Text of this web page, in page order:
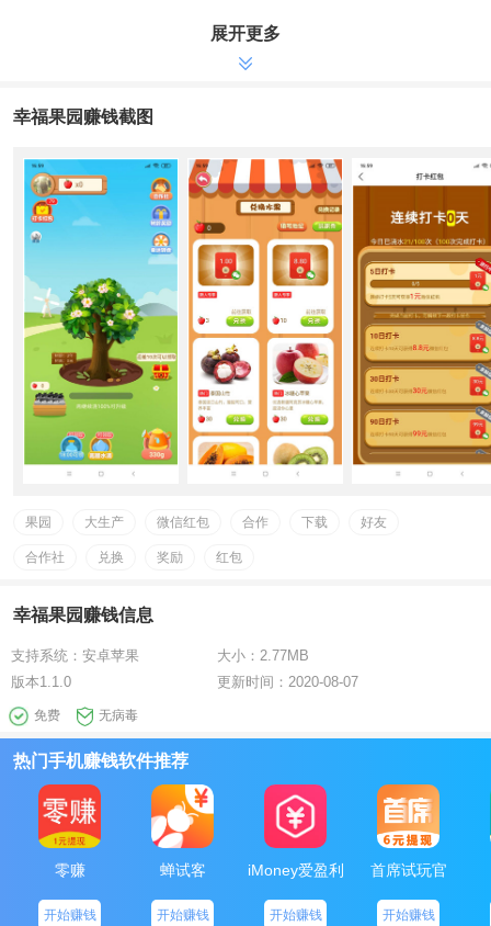
1、新用户下载申请注册幸福果园app并给桃树浇灌升級，得到
家
天可得到 一元微信红包，持续打卡签到10天、30天、五十天、180
天、365天各自得到 8.8元、30元、99元、300元、666元微信红包
3、邀约好友可得到 直推和间推二级抽成，此外还能得到 很多合
作值奖赏，好友打游戏越活泼，奖赏越多
4、消耗合作值可在合作社进行合作得到 很多微信红包，可随时
随地提现
5、幸福果园果子兑换微信红包和完全免费新鲜水果免邮快递到
家，一个果子换取0.5元微信红包，3个换取一元，10个换取8.8元;合
作社大红包0.3元起无门坎提现秒到账
幸福果园合作社表明
1、好友：邀约新游戏玩家开始游戏即变成自己的一级合作伙
伴，一级合作伙伴邀约的游戏玩家则变成自己的二级合作伙伴
作值也越大
3、大生产：每消耗100点合作值能够 大生产一次，大生产可得
赏大红包
升級后，大生产大红包、频次奖赏大红包的额度会提高
幸福果园是真是假
1、幸福果园是一款简易好玩儿的休闲娱乐养成游戏，客户能够
在幸福果园内根据每日任务、汽泡等方式得到 水珠灌溉自己的果苗，
让它完善結果，放松身心，收获快乐
2、有别于过去的分紅网络游戏赚钱手机软件，在这儿不论是静
态数据游戏玩家還是动态性游戏玩家都能得到 很多大红包奖赏，挣钱
更为非常容易、更为轻轻松松也大量
轻松的就能抢红包，不断每日签到也有大额红包等着你领到
展开更多
幸福果园赚钱截图
果园 大生产 微信红包 合作 下载 好友
合作社 兑换 奖励 红包
幸福果园赚钱信息
支持系统： 安卓苹果 大小：2.77MB
版本1.1.0 更新时间：2020-08-07
免费 无病毒
热门手机赚钱软件推荐
零赚
开始赚钱
蝉试客
开始赚钱
iMoney爱盈利
开始赚钱
首席试玩官
开始赚钱